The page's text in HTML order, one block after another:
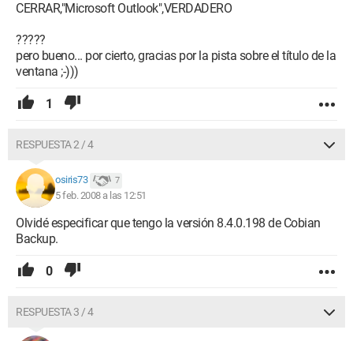
CERRAR,"Microsoft Outlook",VERDADERO
?????
pero bueno... por cierto, gracias por la pista sobre el título de la
ventana ;-)))
1
RESPUESTA 2 / 4
osiris73 7
5 feb. 2008 a las 12:51
Olvidé especificar que tengo la versión 8.4.0.198 de Cobian
Backup.
0
RESPUESTA 3 / 4